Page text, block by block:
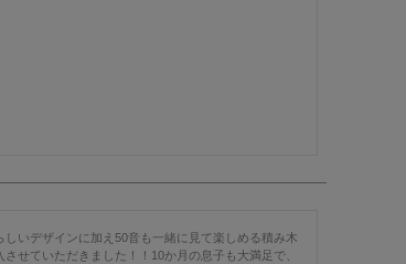
いデザインに加え50音も一緒に見て楽しめる積み木
せていただきました！！10か月の息子も大満足で、